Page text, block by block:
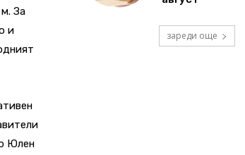
За
и
Юлен
зареди още